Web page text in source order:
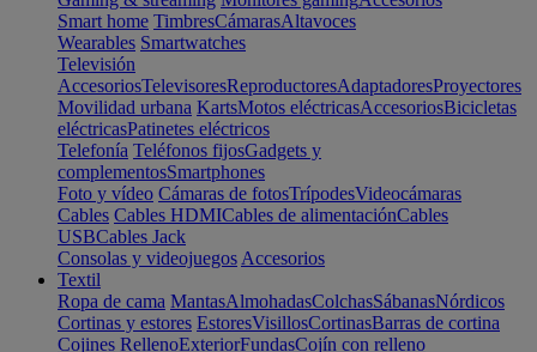
Smart home TimbresCámarasAltavoces
Wearables Smartwatches
Televisión
AccesoriosTelevisoresReproductoresAdaptadoresProyectores
Movilidad urbana KartsMotos eléctricasAccesoriosBicicletas
eléctricasPatinetes eléctricos
Telefonía Teléfonos fijosGadgets y
complementosSmartphones
Foto y vídeo Cámaras de fotosTrípodesVideocámaras
Cables Cables HDMICables de alimentaciónCables
USBCables Jack
Consolas y videojuegos Accesorios
Textil
Ropa de cama MantasAlmohadasColchasSábanasNórdicos
Cortinas y estores EstoresVisillosCortinasBarras de cortina
Cojines RellenoExteriorFundasCojín con relleno